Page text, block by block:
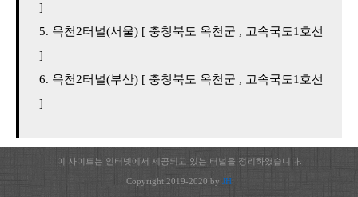
]
옥천2터널(서울) [ 충청북도 옥천군 , 고속국도1호선
]
옥천2터널(부산) [ 충청북도 옥천군 , 고속국도1호선
]
이 사이트는 인터넷에서 제공되고 있는 터널을 정리하였습니다.
Copyright 2019-2020 by JH